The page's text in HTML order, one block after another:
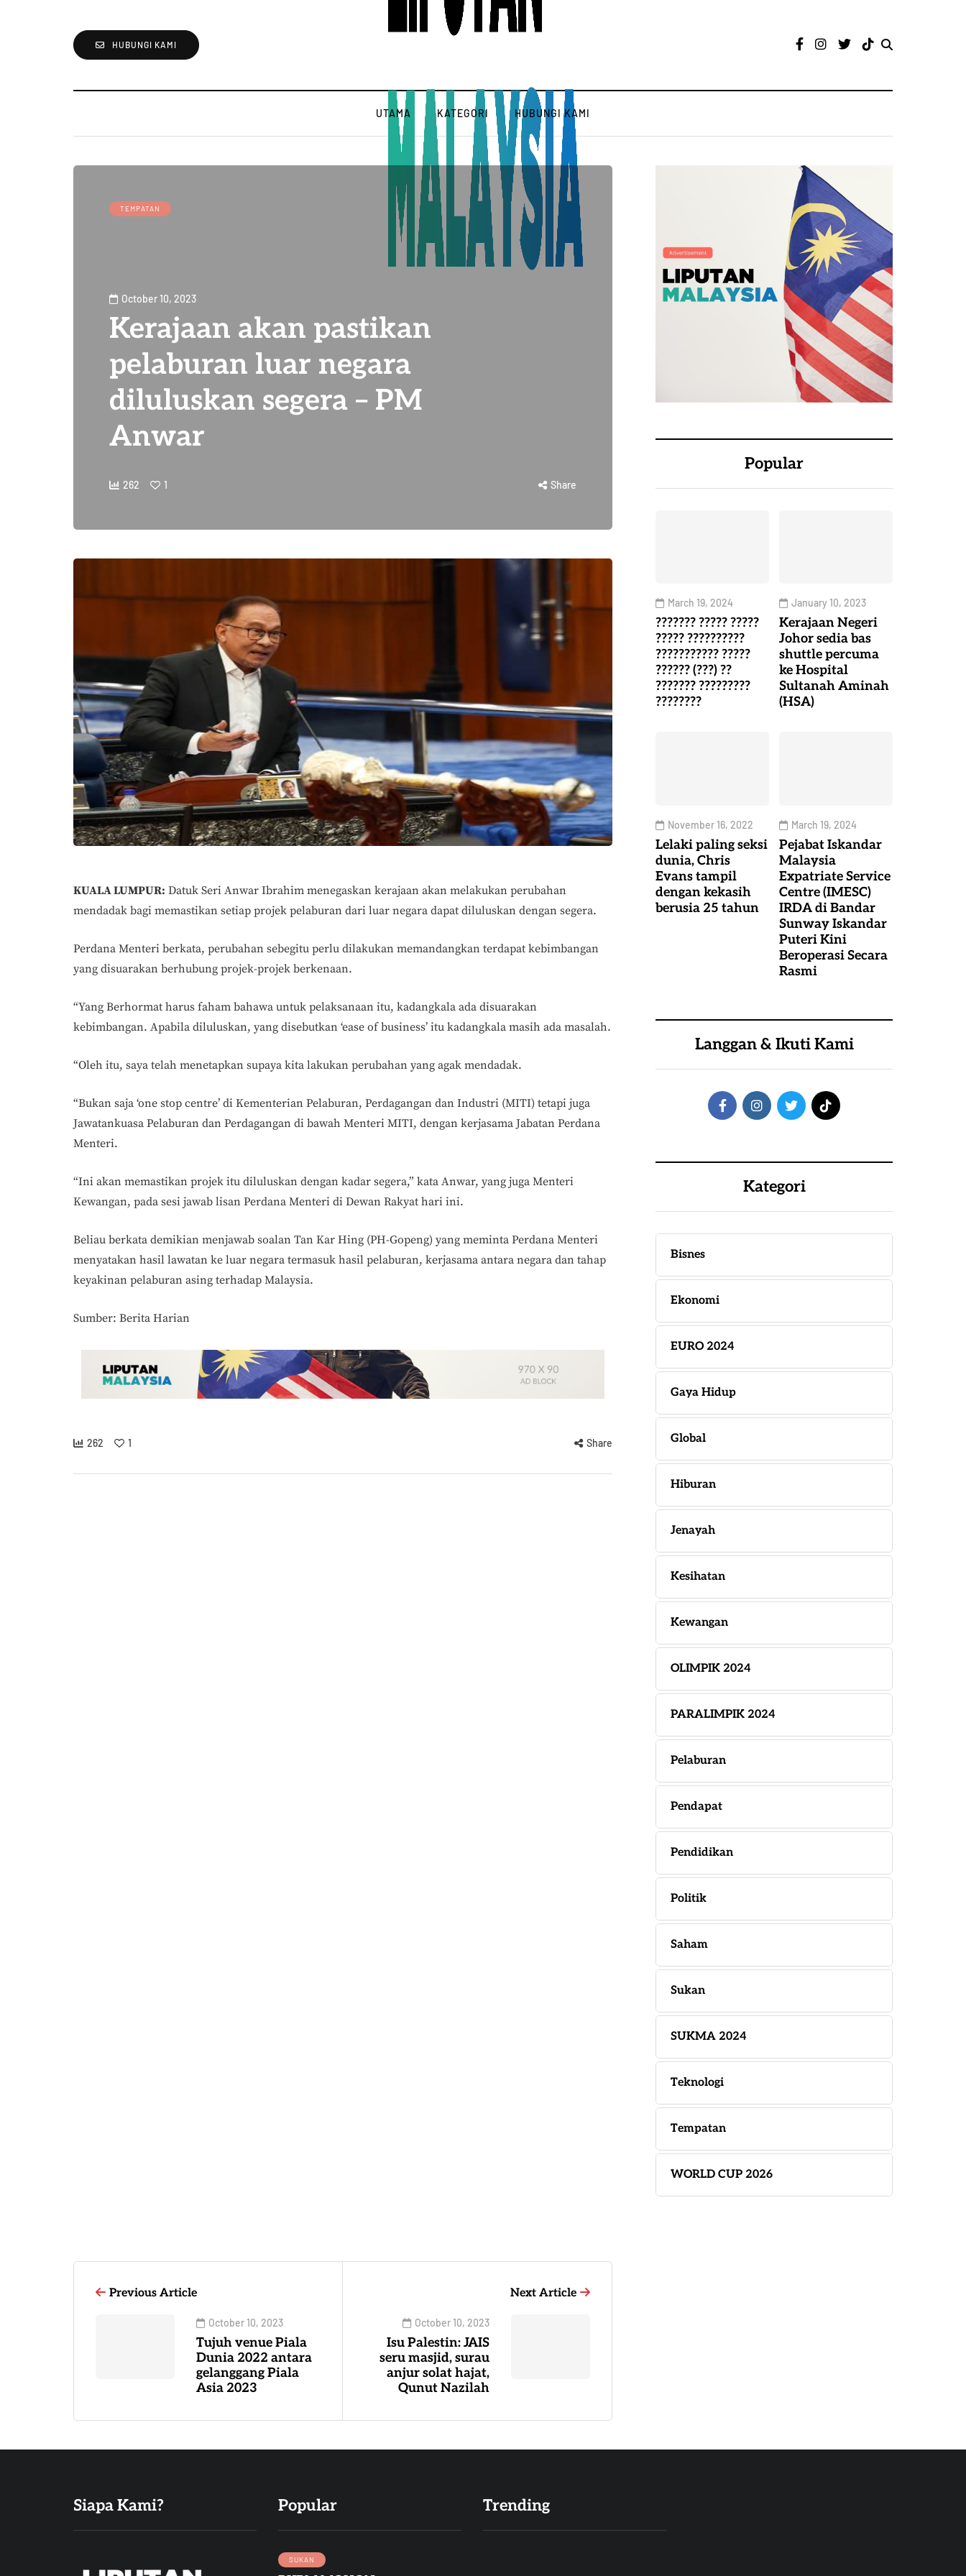
HUBUNGI KAMI
UTAMA KATEGORI HUBUNGI KAMI
TEMPATAN
October 10, 2023
Kerajaan akan pastikan
pelaburan luar negara
diluluskan segera – PM
Anwar
262 1 Share
KUALA LUMPUR: Datuk Seri Anwar Ibrahim menegaskan kerajaan akan melakukan perubahan
mendadak bagi memastikan setiap projek pelaburan dari luar negara dapat diluluskan dengan segera.
Perdana Menteri berkata, perubahan sebegitu perlu dilakukan memandangkan terdapat kebimbangan
yang disuarakan berhubung projek-projek berkenaan.
“Yang Berhormat harus faham bahawa untuk pelaksanaan itu, kadangkala ada disuarakan
kebimbangan. Apabila diluluskan, yang disebutkan ‘ease of business’ itu kadangkala masih ada masalah.
“Oleh itu, saya telah menetapkan supaya kita lakukan perubahan yang agak mendadak.
“Bukan saja ‘one stop centre’ di Kementerian Pelaburan, Perdagangan dan Industri (MITI) tetapi juga
Jawatankuasa Pelaburan dan Perdagangan di bawah Menteri MITI, dengan kerjasama Jabatan Perdana
Menteri.
“Ini akan memastikan projek itu diluluskan dengan kadar segera,” kata Anwar, yang juga Menteri
Kewangan, pada sesi jawab lisan Perdana Menteri di Dewan Rakyat hari ini.
Beliau berkata demikian menjawab soalan Tan Kar Hing (PH-Gopeng) yang meminta Perdana Menteri
menyatakan hasil lawatan ke luar negara termasuk hasil pelaburan, kerjasama antara negara dan tahap
keyakinan pelaburan asing terhadap Malaysia.
Sumber: Berita Harian
262 1 Share
Popular
March 19, 2024
??????? ????? ?????
????? ??????????
??????????? ?????
?????? (???) ??
??????? ?????????
????????
January 10, 2023
Kerajaan Negeri
Johor sedia bas
shuttle percuma
ke Hospital
Sultanah Aminah
(HSA)
November 16, 2022
Lelaki paling seksi
dunia, Chris
Evans tampil
dengan kekasih
berusia 25 tahun
March 19, 2024
Pejabat Iskandar
Malaysia
Expatriate Service
Centre (IMESC)
IRDA di Bandar
Sunway Iskandar
Puteri Kini
Beroperasi Secara
Rasmi
Langgan & Ikuti Kami
Kategori
Bisnes
Ekonomi
EURO 2024
Gaya Hidup
Global
Hiburan
Jenayah
Kesihatan
Kewangan
OLIMPIK 2024
PARALIMPIK 2024
Pelaburan
Pendapat
Pendidikan
Politik
Saham
Sukan
SUKMA 2024
Teknologi
Tempatan
WORLD CUP 2026
Previous Article
October 10, 2023
Tujuh venue Piala
Dunia 2022 antara
gelanggang Piala
Asia 2023
Next Article
October 10, 2023
Isu Palestin: JAIS
seru masjid, surau
anjur solat hajat,
Qunut Nazilah
Siapa Kami? Popular
SUKAN
Trending